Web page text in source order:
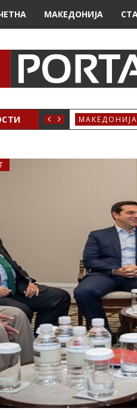
МАКЕДОНИЈА
КРИВА ПАЛАНКА МАКЕДОНИЈА